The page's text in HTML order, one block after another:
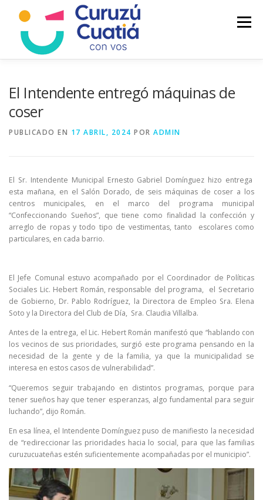
contenido
Menú
El Intendente entregó máquinas de
coser
PUBLICADO EN 17 ABRIL, 2024 POR ADMIN
El Sr. Intendente Municipal Ernesto Gabriel Domínguez hizo entrega
esta mañana, en el Salón Dorado, de seis máquinas de coser a los
centros municipales, en el marco del programa municipal
“Confeccionando Sueños”, que tiene como finalidad la confección y
arreglo de ropas y todo tipo de vestimentas, tanto escolares como
particulares, en cada barrio.
El Jefe Comunal estuvo acompañado por el Coordinador de Políticas
Sociales Lic. Hebert Román, responsable del programa, el Secretario
de Gobierno, Dr. Pablo Rodríguez, la Directora de Empleo Sra. Elena
Soto y la Directora del Club de Día, Sra. Claudia Villalba.
Antes de la entrega, el Lic. Hebert Román manifestó que “hablando con
los vecinos de sus prioridades, surgió este programa pensando en la
necesidad de la gente y de la familia, ya que la municipalidad se
interesa en estos casos de vulnerabilidad”.
“Queremos seguir trabajando en distintos programas, porque para
tener sueños hay que tener esperanzas, algo fundamental para seguir
luchando”, dijo Román.
En esa línea, el Intendente Domínguez puso de manifiesto la necesidad
de “redireccionar las prioridades hacia lo social, para que las familias
curuzucuateñas estén suficientemente acompañadas por el municipio”.